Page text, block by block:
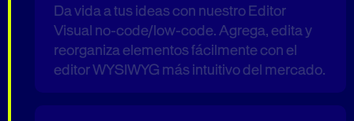
Da vida a tus ideas con nuestro Editor
Visual no-code/low-code. Agrega, edita y
reorganiza elementos fácilmente con el
editor WYSIWYG más intuitivo del mercado.